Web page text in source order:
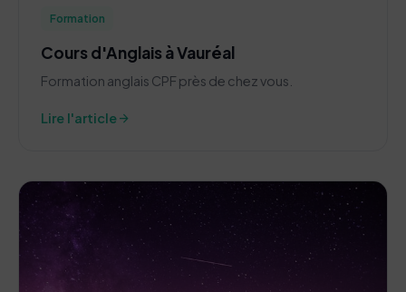
Formation
Cours d'Anglais à Vauréal
Formation anglais CPF près de chez vous.
Lire l'articlearrow_forward